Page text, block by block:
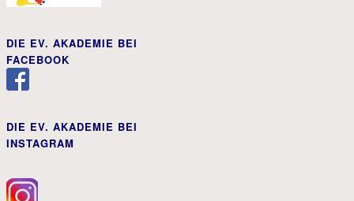
DIE EV. AKADEMIE BEI
FACEBOOK
DIE EV. AKADEMIE BEI
INSTAGRAM